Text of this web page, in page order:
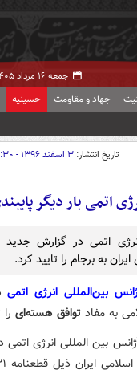
جمعه ۱۶ مرداد ۱۴۰۵ -
جهاد و مقاومت حسینیه
تاریخ انتشار: ۳ اسفند ۱۳۹۶ - ۲۱:۳۰
اتمی بار دیگر
اتمی در گزارش جدید
به برجام را تایید کرد.
بین‌المللی انرژی اتمی
به مفاد توافق هسته‌ای
بین المللی انرژی
ذیل قطعنامه ۲۲۳۱ شورای امنیت